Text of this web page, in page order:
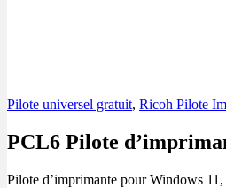
Pilote universel gratuit, Ricoh Pilote
PCL6 Pilote
Pilote d’imprimante pour Windows